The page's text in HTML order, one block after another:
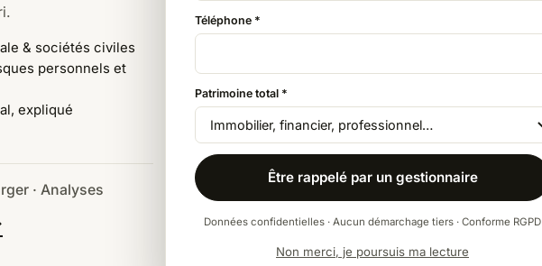
& sociétés civiles
personnels et
expliqué
· Analyses
cadre.
Clause bénéficiaire sur-mesure
Transmission d'entreprise & pacte Dutreil
Guide à télécharger · Analyses
Explorer le sujet →
Téléphone *
Patrimoine total *
Être rappelé par un gestionnaire
Données confidentielles · Aucun démarchage tiers · Conforme RGPD
Non merci, je poursuis ma lecture